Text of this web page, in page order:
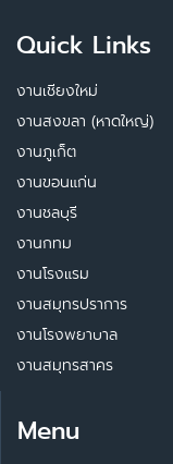
Quick Links
งานเชียงใหม่
งานสงขลา (หาดใหญ่)
งานภูเก็ต
งานขอนแก่น
งานชลบุรี
งานกทม
งานโรงแรม
งานสมุทรปราการ
งานโรงพยาบาล
งานสมุทรสาคร
Menu